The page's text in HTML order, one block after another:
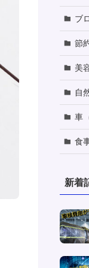
ブ
節
美
自
車
食
新着